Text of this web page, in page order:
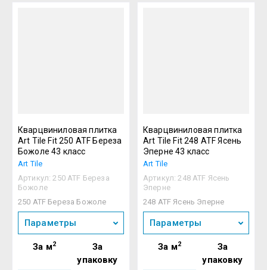
Кварцвиниловая плитка
Art Tile Fit 250 ATF Береза
Божоле 43 класс
Art Tile
Артикул: 250 ATF Береза
Божоле
250 ATF Береза Божоле
Параметры
За м2
За
упаковку
Кварцвиниловая плитка
Art Tile Fit 248 ATF Ясень
Эперне 43 класс
Art Tile
Артикул: 248 ATF Ясень
Эперне
248 ATF Ясень Эперне
Параметры
За м2
За
упаковку